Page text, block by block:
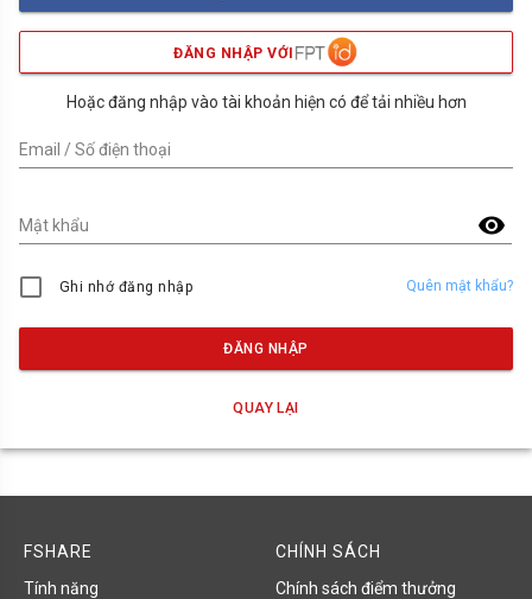
ĐĂNG NHẬP VỚI
Hoặc đăng nhập vào tài khoản hiện có để tải nhiều hơn
Email / Số điện thoại
visibility
Mật khẩu
Ghi nhớ đăng nhập Quên mật khẩu?
ĐĂNG NHẬP
QUAY LẠI
FSHARE
Tính năng
CHÍNH SÁCH
Chính sách điểm thưởng